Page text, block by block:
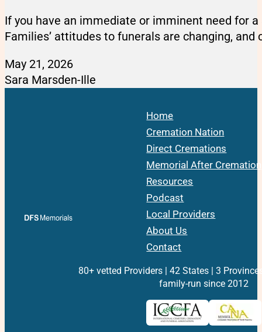
If you have an immediate or imminent need for
Families’ attitudes to funerals are changing,
May 21, 2026
Sara Marsden-Ille
Home
Cremation Nation
Direct Cremations
Memorial After Cremation
Resources
Podcast
Local Providers
About Us
Contact
80+ vetted Providers | 42 States | 3
family-run since 2012